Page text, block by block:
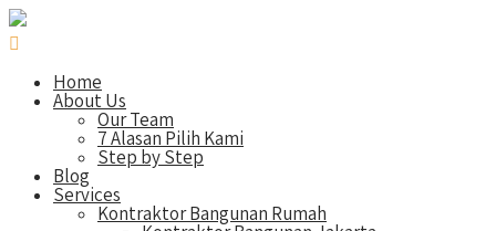
Home
About Us
Our Team
7 Alasan Pilih Kami
Step by Step
Blog
Services
Kontraktor Bangunan Rumah